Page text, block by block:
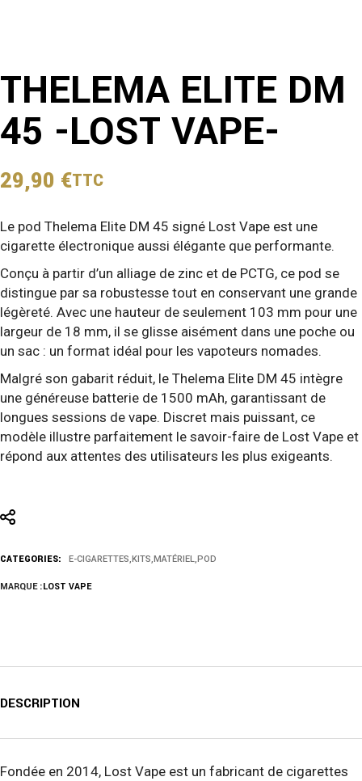
THELEMA ELITE DM
45 -LOST VAPE-
29,90 €TTC
Le pod Thelema Elite DM 45 signé Lost Vape est une
cigarette électronique aussi élégante que performante.
Conçu à partir d’un alliage de zinc et de PCTG, ce pod se
distingue par sa robustesse tout en conservant une grande
légèreté. Avec une hauteur de seulement 103 mm pour une
largeur de 18 mm, il se glisse aisément dans une poche ou
un sac : un format idéal pour les vapoteurs nomades.
Malgré son gabarit réduit, le Thelema Elite DM 45 intègre
une généreuse batterie de 1500 mAh, garantissant de
longues sessions de vape. Discret mais puissant, ce
modèle illustre parfaitement le savoir-faire de Lost Vape et
répond aux attentes des utilisateurs les plus exigeants.
CATEGORIES: E-CIGARETTES,KITS,MATÉRIEL,POD
MARQUE :LOST VAPE
DESCRIPTION
Fondée en 2014, Lost Vape est un fabricant de cigarettes